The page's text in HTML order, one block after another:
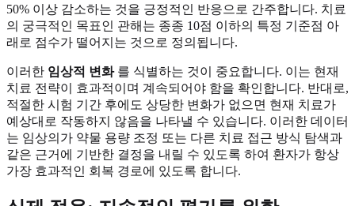
50% 이상 감소하는 것을 긍정적인 반응으로 간주합니다. 치료
의 궁극적인 목표인 관해는 종종 10점 이하의 특정 기준점 아
래로 점수가 떨어지는 것으로 정의됩니다.
이러한 임상적 변화를 식별하는 것이 중요합니다. 이는 현재
치료 전략이 효과적이며 계속되어야 함을 확인합니다. 반대로,
적절한 시험 기간 후에도 상당한 변화가 없으면 현재 치료가
예상대로 작동하지 않음을 나타낼 수 있습니다. 이러한 데이터
는 임상의가 약물 용량 조정 또는 다른 치료 접근 방식 탐색과
같은 근거에 기반한 결정을 내릴 수 있도록 하여 환자가 항상
가장 효과적인 회복 경로에 있도록 합니다.